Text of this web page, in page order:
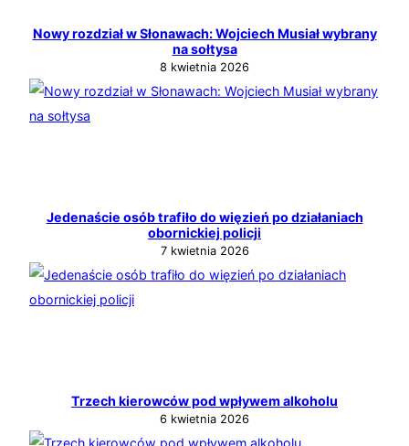
Nowy rozdział w Słonawach: Wojciech Musiał wybrany
na sołtysa
8 kwietnia 2026
Jedenaście osób trafiło do więzień po działaniach
obornickiej policji
7 kwietnia 2026
Trzech kierowców pod wpływem alkoholu
6 kwietnia 2026